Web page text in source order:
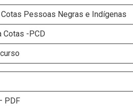
Pessoas Negras e Indígenas
Cotas -PCD
PDF